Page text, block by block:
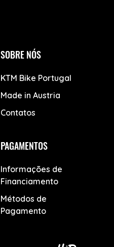
SOBRE NÓS
KTM Bike Portugal
Made in Austria
Contatos
PAGAMENTOS
Informações de
Financiamento
Métodos de
Pagamento